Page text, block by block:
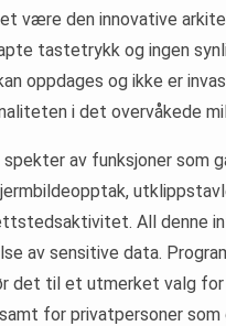
være den innovative
tastetrykk og ingen
oppdages og ikke er
i det overvåkede
av funksjoner som
All denne
av sensitive data.
det til et utmerket valg
for privatpersoner